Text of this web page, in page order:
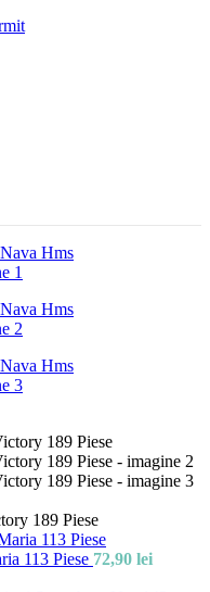
189 Piese
113 Piese 72,90 lei